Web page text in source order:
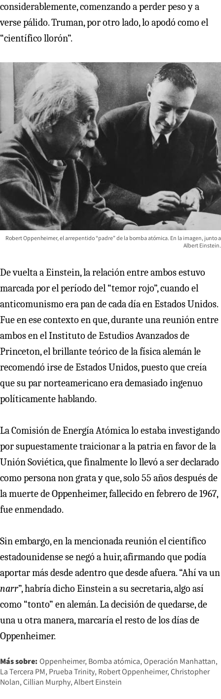
considerablemente, comenzando a perder peso y a
verse pálido. Truman, por otro lado, lo apodó como el
“científico llorón”.
Robert Oppenheimer, el arrepentido “padre” de la bomba atómica. En la imagen, junto a
Albert Einstein.
De vuelta a Einstein, la relación entre ambos estuvo
marcada por el período del “temor rojo”, cuando el
anticomunismo era pan de cada día en Estados Unidos.
Fue en ese contexto en que, durante una reunión entre
ambos en el Instituto de Estudios Avanzados de
Princeton, el brillante teórico de la física alemán le
recomendó irse de Estados Unidos, puesto que creía
que su par norteamericano era demasiado ingenuo
políticamente hablando.
La Comisión de Energía Atómica lo estaba investigando
por supuestamente traicionar a la patria en favor de la
Unión Soviética, que finalmente lo llevó a ser declarado
como persona non grata y que, solo 55 años después de
la muerte de Oppenheimer, fallecido en febrero de 1967,
fue enmendado.
Sin embargo, en la mencionada reunión el científico
estadounidense se negó a huir, afirmando que podía
aportar más desde adentro que desde afuera. “Ahí va un
narr”, habría dicho Einstein a su secretaria, algo así
como “tonto” en alemán. La decisión de quedarse, de
una u otra manera, marcaría el resto de los días de
Oppenheimer.
Más sobre: Oppenheimer Bomba atómica Operación Manhattan
La Tercera PM Prueba Trinity Robert Oppenheimer Christopher
Nolan Cillian Murphy Albert Einstein